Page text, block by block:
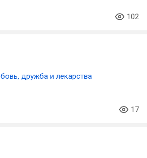
102
дружба и лекарства
17